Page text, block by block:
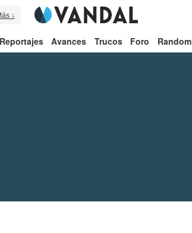
↓
Reportajes Avances Trucos Foro Random